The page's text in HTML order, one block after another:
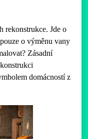
rekonstrukce. Jde o
o výměnu vany
Zásadní
domácností z